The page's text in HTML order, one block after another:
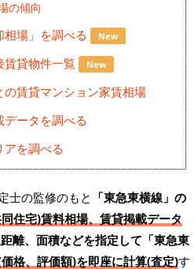
の傾向
場」を調べる New
賃貸物件一覧 New
賃貸マンション家賃相場
ータを調べる
を調べる
士の監修のもと 「東急東横線」の
住宅)賃料相場、賃貸掲載データ
離、面積などを指定して「東急東
格、評価額)を即座に計算(査定)す